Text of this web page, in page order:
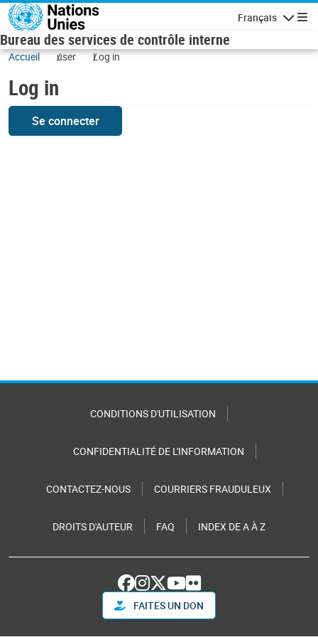
Skip to main content
Français
Bureau des services de contrôle interne
Accueil user Log in
Log in
Se connecter
CONDITIONS D'UTILISATION
CONFIDENTIALITÉ DE L'INFORMATION
CONTACTEZ-NOUS COURRIERS FRAUDULEUX
DROITS D'AUTEUR FAQ INDEX DE A À Z
FAITES UN DON